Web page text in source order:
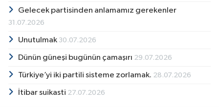
Gelecek partisinden anlamamız gerekenler
31.07.2026
Unutulmak 30.07.2026
Dünün güneşi bugünün çamaşırı 29.07.2026
Türkiye’yi iki partili sisteme zorlamak. 28.07.2026
İtibar suikasti 27.07.2026